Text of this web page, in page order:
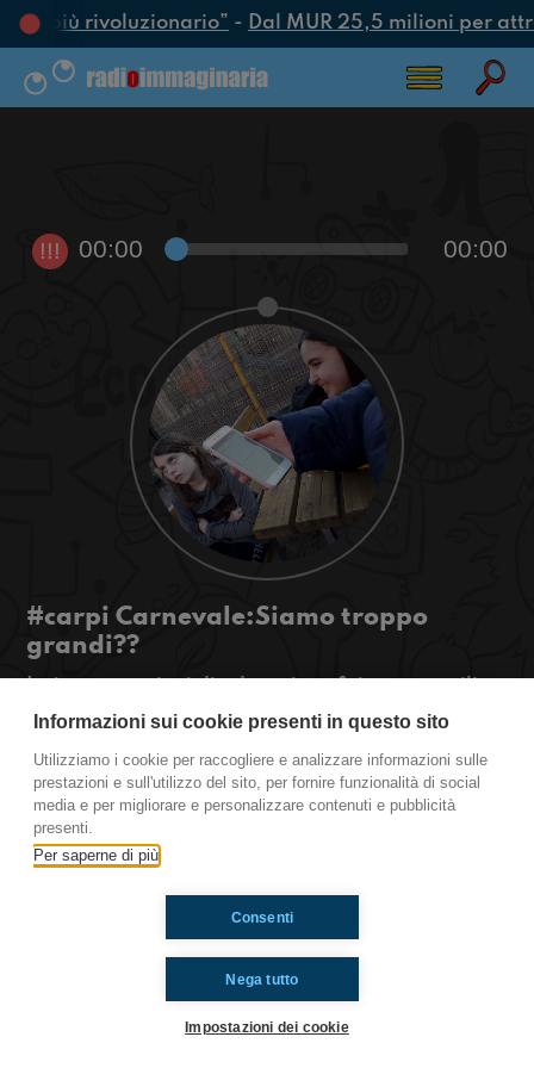
più rivoluzionario”- Dal MUR 25,5 milioni per
!!! 00:00 00:00
#carpi Carnevale:Siamo troppo
grandi??
scopritelo in questa puntata
#OkkinSu www.radioimmaginaria.it
Carpi
Ti è piaciuto? Condividilo!
Informazioni sui cookie presenti in questo sito
Utilizziamo i cookie per raccogliere e analizzare informazioni sulle
prestazioni e sull'utilizzo del sito, per fornire funzionalità di social
media e per migliorare e personalizzare contenuti e pubblicità
presenti.
Per saperne di più
Nega tutto
Consenti
Impostazioni dei cookie